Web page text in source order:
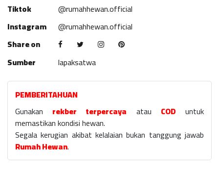
Tiktok
@rumahhewan.official
Instagram
@rumahhewan.official
Share on
Sumber
lapaksatwa
PEMBERITAHUAN
Gunakan rekber terpercaya atau COD untuk
memastikan kondisi hewan.
Segala kerugian akibat kelalaian bukan tanggung jawab
Rumah Hewan.